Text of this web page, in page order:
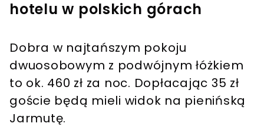
hotelu w polskich górach
Dobra w najtańszym pokoju
dwuosobowym z podwójnym łóżkiem
to ok. 460 zł za noc. Dopłacając 35 zł
goście będą mieli widok na pienińską
Jarmutę.